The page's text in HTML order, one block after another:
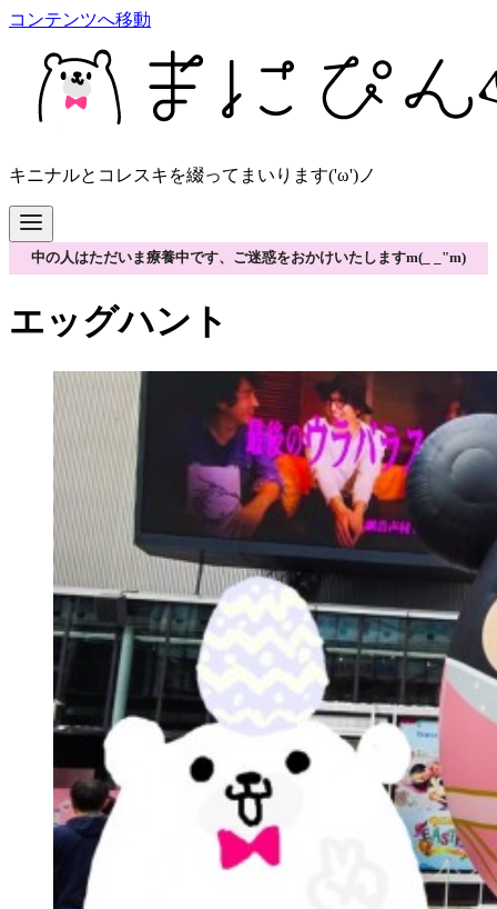
コンテンツへ移動
キニナルとコレスキを綴ってまいります('ω')ノ
中の人はただいま療養中です、ご迷惑をおかけいたしますm(_ _"m)
エッグハント